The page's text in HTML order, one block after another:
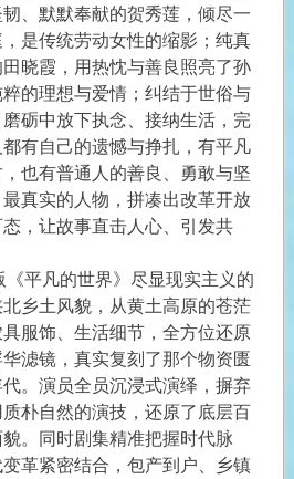
、默默奉献的贺秀莲，倾尽一
是传统劳动女性的缩影；纯真
晓霞，用热忱与善良照亮了孙
的理想与爱情；纠结于世俗与
砺中放下执念、接纳生活，完
有自己的遗憾与挣扎，有平凡
也有普通人的善良、勇敢与坚
真实的人物，拼凑出改革开放
，让故事直击人心、引发共
平凡的世界》尽显现实主义的
乡土风貌，从黄土高原的苍茫
服饰、生活细节，全方位还原
滤镜，真实复刻了那个物资匮
。演员全员沉浸式演绎，摒弃
朴自然的演技，还原了底层百
。同时剧集精准把握时代脉
革紧密结合，包产到户、乡镇